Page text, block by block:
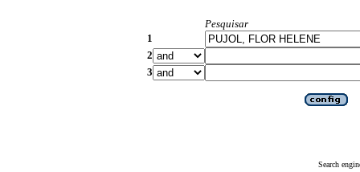
Pesquisar
1
2
3
Search